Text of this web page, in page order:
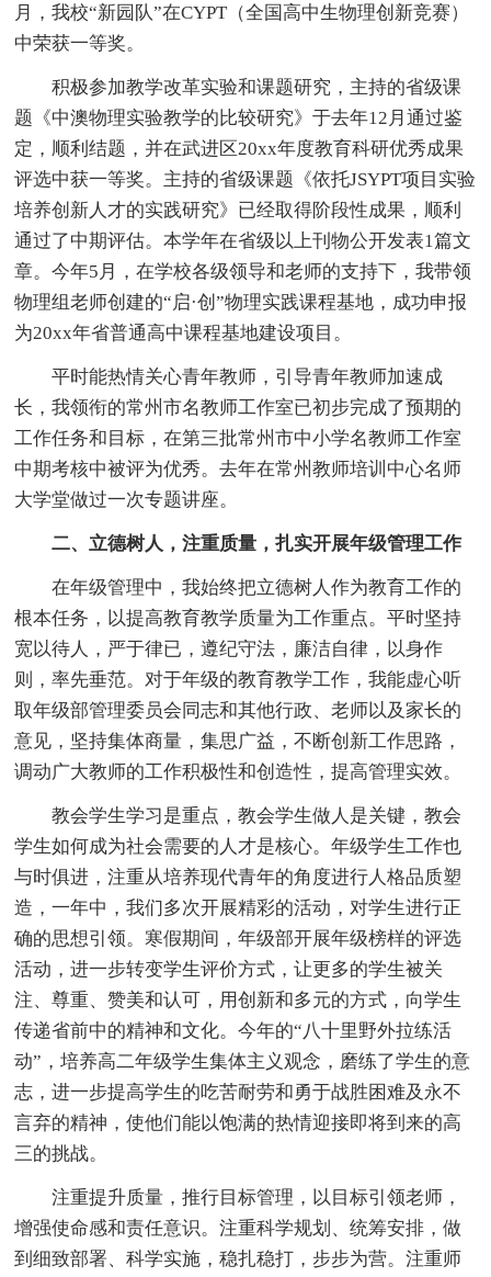
月，我校“新园队”在CYPT（全国高中生物理创新竞赛）
中荣获一等奖。
积极参加教学改革实验和课题研究，主持的省级课
题《中澳物理实验教学的比较研究》于去年12月通过鉴
定，顺利结题，并在武进区20xx年度教育科研优秀成果
评选中获一等奖。主持的省级课题《依托JSYPT项目实验
培养创新人才的实践研究》已经取得阶段性成果，顺利
通过了中期评估。本学年在省级以上刊物公开发表1篇文
章。今年5月，在学校各级领导和老师的支持下，我带领
物理组老师创建的“启·创”物理实践课程基地，成功申报
为20xx年省普通高中课程基地建设项目。
平时能热情关心青年教师，引导青年教师加速成
长，我领衔的常州市名教师工作室已初步完成了预期的
工作任务和目标，在第三批常州市中小学名教师工作室
中期考核中被评为优秀。去年在常州教师培训中心名师
大学堂做过一次专题讲座。
二、立德树人，注重质量，扎实开展年级管理工作
在年级管理中，我始终把立德树人作为教育工作的
根本任务，以提高教育教学质量为工作重点。平时坚持
宽以待人，严于律已，遵纪守法，廉洁自律，以身作
则，率先垂范。对于年级的教育教学工作，我能虚心听
取年级部管理委员会同志和其他行政、老师以及家长的
意见，坚持集体商量，集思广益，不断创新工作思路，
调动广大教师的工作积极性和创造性，提高管理实效。
教会学生学习是重点，教会学生做人是关键，教会
学生如何成为社会需要的人才是核心。年级学生工作也
与时俱进，注重从培养现代青年的角度进行人格品质塑
造，一年中，我们多次开展精彩的活动，对学生进行正
确的思想引领。寒假期间，年级部开展年级榜样的评选
活动，进一步转变学生评价方式，让更多的学生被关
注、尊重、赞美和认可，用创新和多元的方式，向学生
传递省前中的精神和文化。今年的“八十里野外拉练活
动”，培养高二年级学生集体主义观念，磨练了学生的意
志，进一步提高学生的吃苦耐劳和勇于战胜困难及永不
言弃的精神，使他们能以饱满的热情迎接即将到来的高
三的挑战。
注重提升质量，推行目标管理，以目标引领老师，
增强使命感和责任意识。注重科学规划、统筹安排，做
到细致部署、科学实施，稳扎稳打，步步为营。注重师